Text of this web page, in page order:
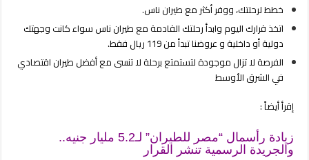
خطط لرحلتك، ووفر أكثر مع طيران ناس.
اتخذ قرارك اليوم وابدأ رحلتك القادمة مع طيران ناس سواء كانت وجهتك
دولية أو داخلية و عروضنا تبدأ من 119 ريال فقط.
الفرصة لا تزال موجودة لتستمتع برحلة لا تنسى مع أفضل طيران اقتصادي
في الشرق الأوسط
إقرأ أيضاً :
زيادة رأسمال “مصر للطيران” لـ5.2 مليار جنيه..
والجريدة الرسمية تنشر القرار